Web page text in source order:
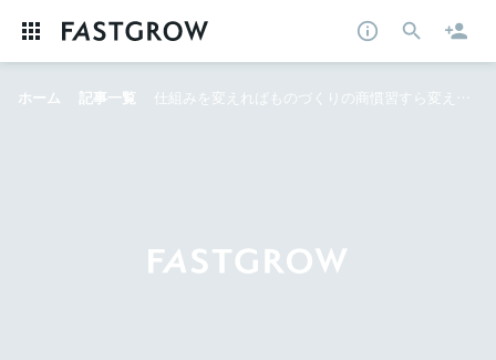
ホーム 記事一覧 仕組みを変えればものづくりの商慣習すら変えられる！2大BtoBプラットフォーマー、ラクスル・キャディのSCM戦略